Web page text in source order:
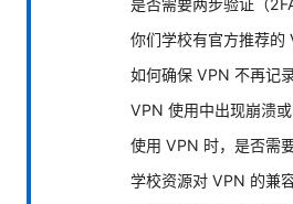
你们学校有官方推荐的
如何确保 VPN 不再记
VPN 使用中出现崩溃
使用 VPN 时，是否需
学校资源对 VPN 的兼